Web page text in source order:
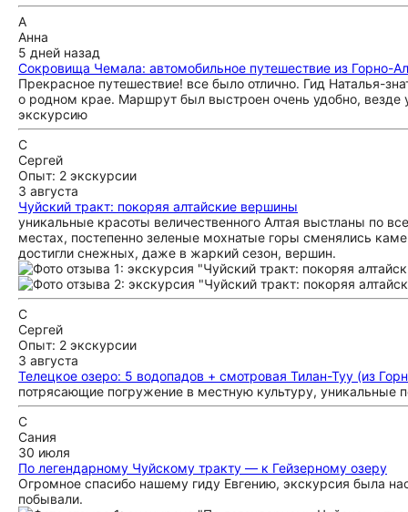
А
Анна
5 дней назад
Сокровища Чемала: автомобильное путешествие из Горно-
Прекрасное путешествие! все было отлично. Гид Наталья-
о родном крае. Маршрут был выстроен очень удобно,
экскурсию
С
Сергей
Опыт: 2 экскурсии
3 августа
Чуйский тракт: покоряя алтайские вершины
уникальные красоты величественного Алтая выстланы по
местах, постепенно зеленые мохнатые горы сменялись
достигли снежных, даже в жаркий сезон, вершин.
С
Сергей
Опыт: 2 экскурсии
3 августа
Телецкое озеро: 5 водопадов + смотровая Тилан-Туу (из
потрясающие погружение в местную культуру, уникальные
С
Сания
30 июля
По легендарному Чуйскому тракту — к Гейзерному озеру
Огромное спасибо нашему гиду Евгению, экскурсия была
побывали.